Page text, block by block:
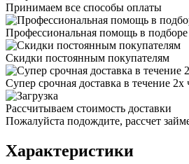
Принимаем все способы оплаты
Профессиональная помощь в подборе
Скидки постоянным покупателям
Супер срочная доставка в течение 2х
Рассчитываем стоимость доставки
Пожалуйста подождите, рассчет
Характеристики